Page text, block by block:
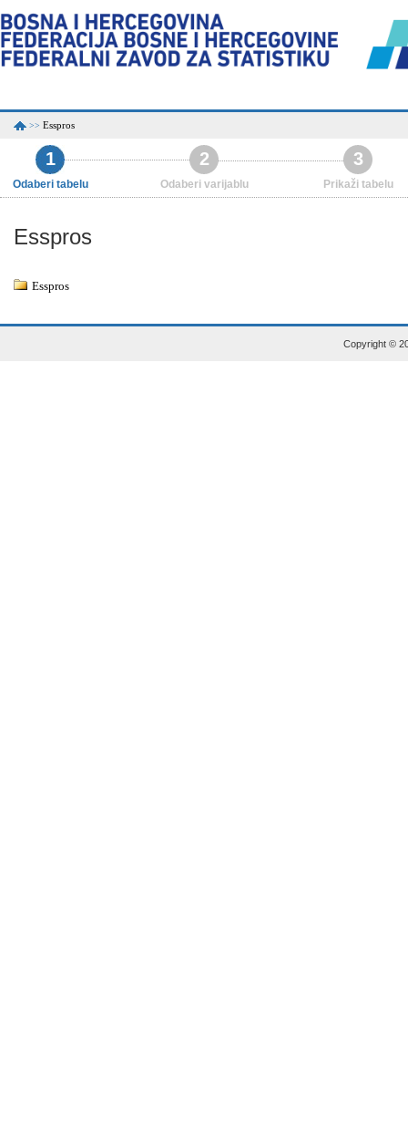
>> Esspros
1
Odaberi tabelu
2
Odaberi varijablu
3
Prikaži tabelu
Esspros
Esspros
Copyright ©